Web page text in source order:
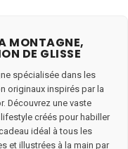
MONTAGNE,
DE GLISSE
spécialisée dans les
originaux inspirés par la
Découvrez une vaste
créés pour habiller
idéal à tous les
et illustrées à la main par